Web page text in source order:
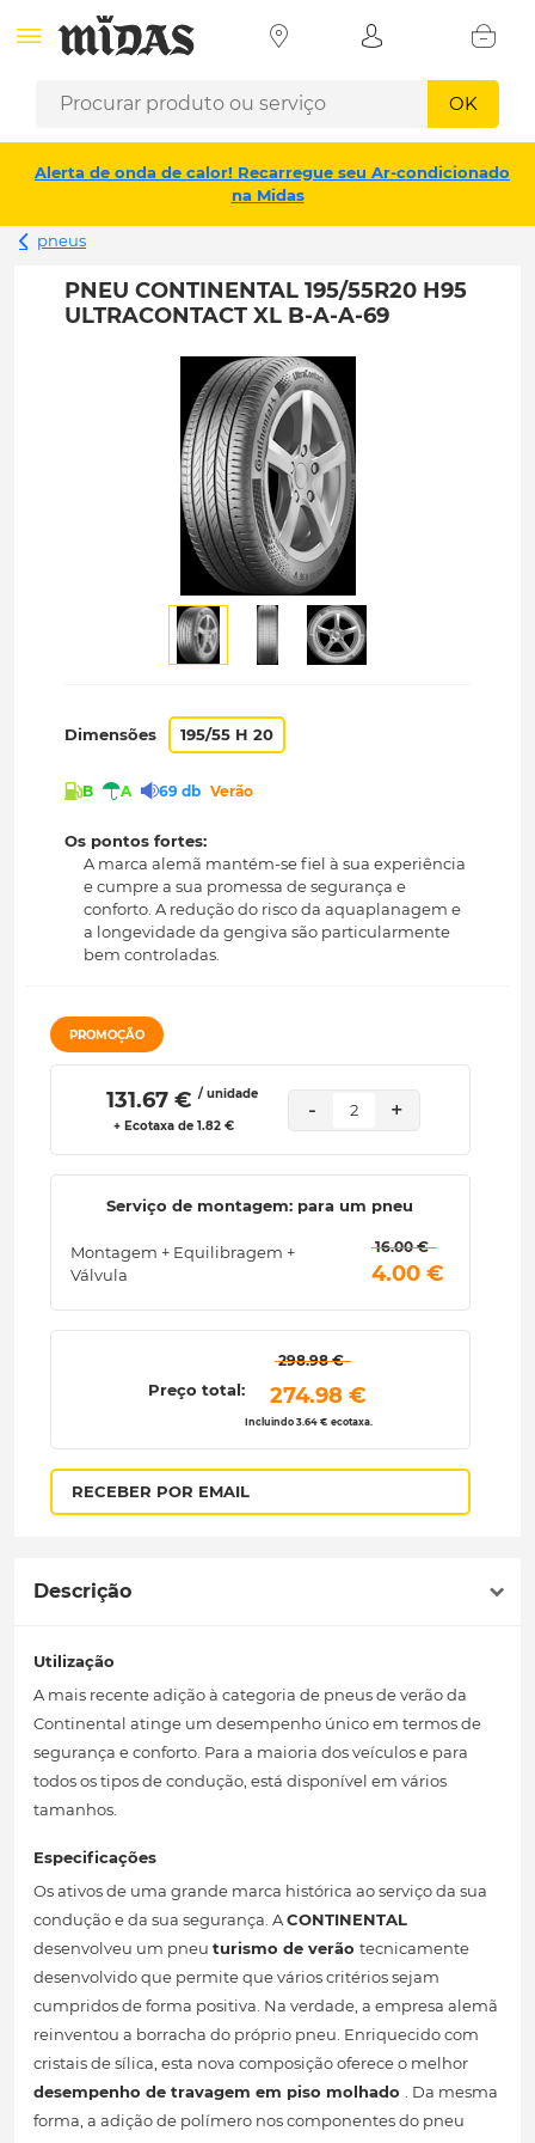
OK
Alerta de onda de calor! Recarregue seu Ar-condicionado
na Midas
pneus
PNEU CONTINENTAL 195/55R20 H95
ULTRACONTACT XL B-A-A-69
Dimensões 195/55 H 20
B A 69 db Verão
Os pontos fortes:
A marca alemã mantém-se fiel à sua experiência
e cumpre a sua promessa de segurança e
conforto. A redução do risco da aquaplanagem e
a longevidade da gengiva são particularmente
bem controladas.
PROMOÇÃO
131.67 € / unidade
+ Ecotaxa de 1.82 €
- 2 +
Serviço de montagem: para um pneu
Montagem + Equilibragem +
Válvula
16.00 €
4.00 €
Preço total:
298.98 €
274.98 €
Incluindo 3.64 € ecotaxa.
RECEBER POR EMAIL
Descrição
Utilização
A mais recente adição à categoria de pneus de verão da
Continental atinge um desempenho único em termos de
segurança e conforto. Para a maioria dos veículos e para
todos os tipos de condução, está disponível em vários
tamanhos.
Especificações
Os ativos de uma grande marca histórica ao serviço da sua
condução e da sua segurança. ACONTINENTAL
desenvolveu um pneu turismo de verão tecnicamente
desenvolvido que permite que vários critérios sejam
cumpridos de forma positiva. Na verdade, a empresa alemã
reinventou a borracha do próprio pneu. Enriquecido com
cristais de sílica, esta nova composição oferece o melhor
desempenho de travagem em piso molhado . Da mesma
forma, a adição de polímero nos componentes do pneu